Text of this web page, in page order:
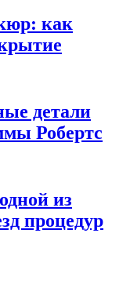
как
детали
Робертс
из
процедур